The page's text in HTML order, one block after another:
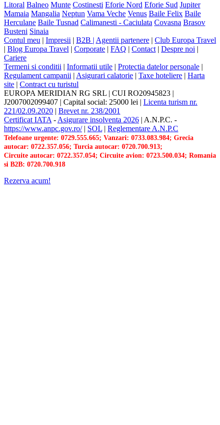
Litoral Balneo Munte Costinesti Eforie Nord Eforie Sud Jupiter
Mamaia Mangalia Neptun Vama Veche Venus Baile Felix Baile
Herculane Baile Tusnad Calimanesti - Caciulata Covasna Brasov
Busteni Sinaia
Contul meu | Impresii | B2B | Agentii partenere | Club Europa Travel
| Blog Europa Travel | Corporate | FAQ | Contact | Despre noi |
Cariere
Termeni si conditii | Informatii utile | Protectia datelor personale |
Regulament campanii | Asigurari calatorie | Taxe hoteliere | Harta
site | Contract cu turistul
EUROPA MERIDIAN RG SRL | CUI RO20945823 |
J2007002099407 | Capital social: 25000 lei | Licenta turism nr.
221/02.09.2020 | Brevet nr. 238/2001
Certificat IATA - Asigurare insolventa 2026 | A.N.P.C. -
https://www.anpc.gov.ro/| SOL | Reglementare A.N.P.C
Telefoane urgente: 0729.555.665; Vanzari: 0733.083.984; Grecia
autocar: 0722.357.056; Turcia autocar: 0720.700.913;
Circuite autocar: 0722.357.054; Circuite avion: 0723.500.034; Romania
si B2B: 0720.700.918
Rezerva acum!